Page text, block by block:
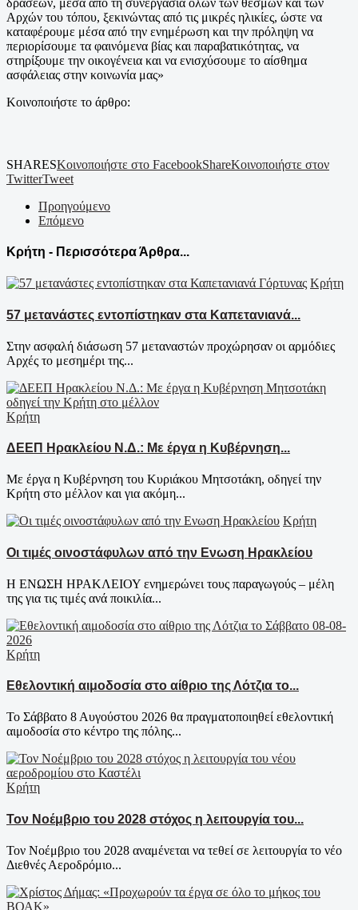
Αρχών του τόπου, ξεκινώντας από τις μικρές ηλικίες, ώστε να
καταφέρουμε μέσα από την ενημέρωση και την πρόληψη να
περιορίσουμε τα φαινόμενα βίας και παραβατικότητας, να
στηρίξουμε την οικογένεια και να ενισχύσουμε το αίσθημα
ασφάλειας στην κοινωνία μας»
Κοινοποιήστε το άρθρο:
SHARESΚοινοποιήστε στο FacebookShareΚοινοποιήστε στον
TwitterTweet
Προηγούμενο
Επόμενο
Κρήτη - Περισσότερα Άρθρα...
Κρήτη
57 μετανάστες εντοπίστηκαν στα Καπετανιανά...
Στην ασφαλή διάσωση 57 μεταναστών προχώρησαν οι αρμόδιες
Αρχές το μεσημέρι της...
Κρήτη
ΔΕΕΠ Ηρακλείου Ν.Δ.: Με έργα η Κυβέρνηση...
Με έργα η Κυβέρνηση του Κυριάκου Μητσοτάκη, οδηγεί την
Κρήτη στο μέλλον και για ακόμη...
Κρήτη
Οι τιμές οινοστάφυλων από την Ενωση Ηρακλείου
Η ΕΝΩΣΗ ΗΡΑΚΛΕΙΟΥ ενημερώνει τους παραγωγούς – μέλη
της για τις τιμές ανά ποικιλία...
Κρήτη
Εθελοντική αιμοδοσία στο αίθριο της Λότζια το...
Το Σάββατο 8 Αυγούστου 2026 θα πραγματοποιηθεί εθελοντική
αιμοδοσία στο κέντρο της πόλης...
Κρήτη
Τον Νοέμβριο του 2028 στόχος η λειτουργία του...
Τον Νοέμβριο του 2028 αναμένεται να τεθεί σε λειτουργία το νέο
Διεθνές Αεροδρόμιο...